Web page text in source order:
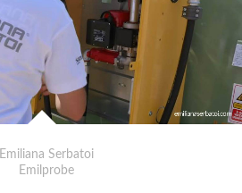
Emiliana Serbatoi
Emilprobe